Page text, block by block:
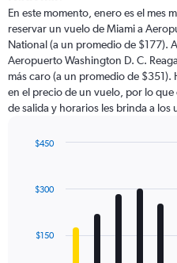
The
chart
has
1
Y
axis
displaying
Range:
600.
En este momento, enero es el mes
reservar un vuelo de Miami a
National (a un promedio de $177).
Aeropuerto Washington D. C.
más caro (a un promedio de
en el precio de un vuelo, por lo
de salida y horarios les brinda a
with
12
The
$150
$300
$450